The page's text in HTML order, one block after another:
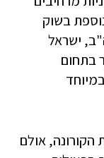
בשוק
ישראל
בתחום
הקורונה, אולם